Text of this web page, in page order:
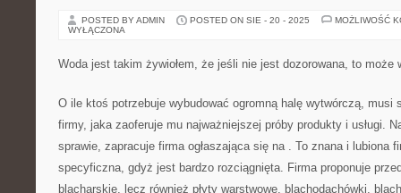
POSTED BY ADMIN POSTED ON SIE - 20 - 2025
MOŻLIWOŚĆ
WYŁĄCZONA
Woda jest takim żywiołem, że jeśli nie jest dozorowana, to może
O ile ktoś potrzebuje wybudować ogromną halę wytwórczą, musi
firmy, jaka zaoferuje mu najważniejszej próby produkty i usługi.
sprawie, zapracuje firma ogłaszająca się na . To znana i lubiona
specyficzna, gdyż jest bardzo rozciągnięta. Firma proponuje
blacharskie, lecz również płyty warstwowe, blachodachówki,